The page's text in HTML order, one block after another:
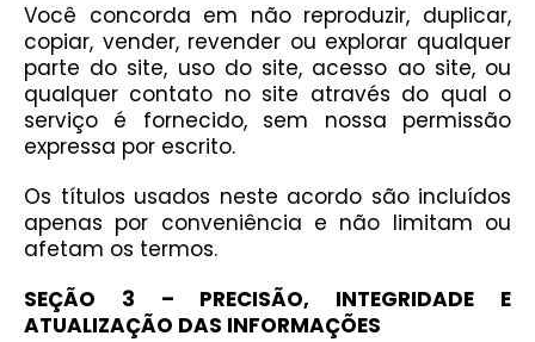
Você concorda em não reproduzir, duplicar,
copiar, vender, revender ou explorar qualquer
parte do site, uso do site, acesso ao site, ou
qualquer contato no site através do qual o
serviço é fornecido, sem nossa permissão
expressa por escrito.
Os títulos usados neste acordo são incluídos
apenas por conveniência e não limitam ou
afetam os termos.
SEÇÃO 3 – PRECISÃO, INTEGRIDADE E
ATUALIZAÇÃO DAS INFORMAÇÕES